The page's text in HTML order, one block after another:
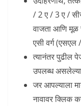
/ 2 ए / 3 ए /
वाजता आणि मूळ
एसी वर्ग
त्यानंतर पुढील
उपलब्ध असलेल्या
जर आपल्याला
नावावर क्लिक